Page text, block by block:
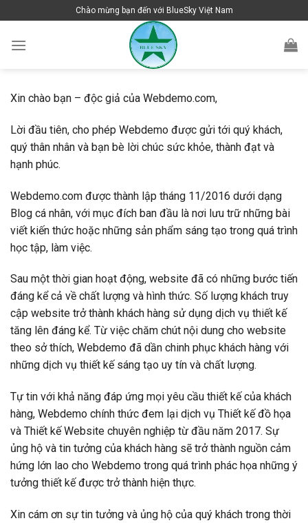
to
content
Chào mừng bạn đến với BlueSky Việt Nam
Xin chào bạn – độc giả của Webdemo.com,
Lời đầu tiên, cho phép Webdemo được gửi tới quý khách,
quý thân nhân và bạn bè lời chúc sức khỏe, thành đạt và
hạnh phúc.
Webdemo.com được thành lập tháng 11/2016 dưới dạng
Blog cá nhân, với mục đích ban đầu là nơi lưu trữ những bài
viết kiến thức hoặc những sản phẩm sáng tạo trong quá trình
học tập, làm việc.
Sau một thời gian hoạt động, website đã có những bước tiến
đáng kể cả về chất lượng và hình thức. Số lượng khách truy
cập website trở thành khách hàng sử dụng dịch vụ thiết kế
tăng lên đáng kể. Từ việc chăm chút nội dung cho website
theo sở thích, Webdemo đã dần chinh phục khách hàng với
những dịch vụ thiết kế sáng tạo uy tín và chất lượng.
Tự tin với khả năng đáp ứng mọi yêu cầu thiết kế của khách
hàng, Webdemo chính thức đem lại dịch vụ Thiết kế đồ họa
và Thiết kế Website chuyên nghiệp từ đầu năm 2017. Sự
ủng hộ và tin tưởng của khách hàng sẽ trở thành nguồn cảm
hứng lớn lao cho Webdemo trong quá trình phác họa những ý
tưởng thiết kế được trở thành hiện thực.
Xin cám ơn sự tin tưởng và ủng hộ của quý khách trong thời